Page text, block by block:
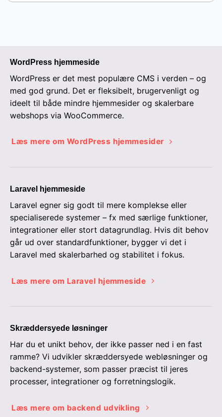
WordPress hjemmeside
WordPress er det mest populære CMS i verden – og
med god grund. Det er fleksibelt, brugervenligt og
ideelt til både mindre hjemmesider og skalerbare
webshops via WooCommerce.
Læs mere om WordPress hjemmesider
Laravel hjemmeside
Laravel egner sig godt til mere komplekse eller
specialiserede systemer – fx med særlige funktioner,
integrationer eller stort datagrundlag. Hvis dit behov
går ud over standardfunktioner, bygger vi det i
Laravel med skalerbarhed og stabilitet i fokus.
Læs mere om Laravel hjemmeside
Skræddersyede løsninger
Har du et unikt behov, der ikke passer ned i en fast
ramme? Vi udvikler skræddersyede webløsninger og
backend-systemer, som passer præcist til jeres
processer, integrationer og forretningslogik.
Læs mere om backend udvikling